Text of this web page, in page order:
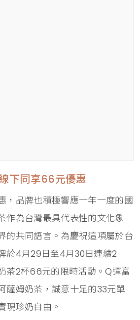
下同享66元優惠
，品牌也積極響應一年一度的國
作為台灣最具代表性的文化象
的共同語言。為慶祝這項屬於台
於4月29日至4月30日連續2
茶2杯66元的限時活動。Q彈富
薩姆奶茶，誠意十足的33元單
現珍奶自由。